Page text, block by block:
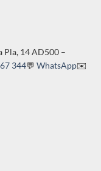
Pla, 14 AD500 –
344💬 WhatsApp✉️